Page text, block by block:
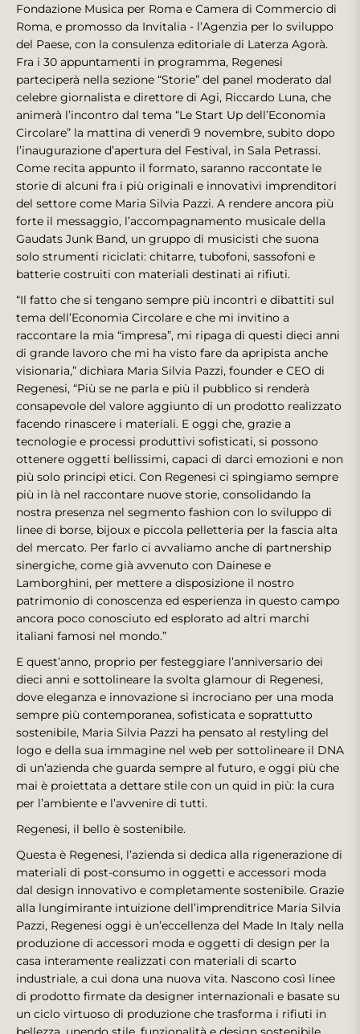
Fondazione Musica per Roma e Camera di Commercio di
Roma, e promosso da Invitalia - l’Agenzia per lo sviluppo
del Paese, con la consulenza editoriale di Laterza Agorà.
Fra i 30 appuntamenti in programma, Regenesi
parteciperà nella sezione “Storie” del panel moderato dal
celebre giornalista e direttore di Agi, Riccardo Luna, che
animerà l’incontro dal tema “Le Start Up dell’Economia
Circolare” la mattina di venerdì 9 novembre, subito dopo
l’inaugurazione d’apertura del Festival, in Sala Petrassi.
Come recita appunto il formato, saranno raccontate le
storie di alcuni fra i più originali e innovativi imprenditori
del settore come Maria Silvia Pazzi. A rendere ancora più
forte il messaggio, l’accompagnamento musicale della
Gaudats Junk Band, un gruppo di musicisti che suona
solo strumenti riciclati: chitarre, tubofoni, sassofoni e
batterie costruiti con materiali destinati ai rifiuti.
“Il fatto che si tengano sempre più incontri e dibattiti sul
tema dell’Economia Circolare e che mi invitino a
raccontare la mia “impresa”, mi ripaga di questi dieci anni
di grande lavoro che mi ha visto fare da apripista anche
visionaria,” dichiara Maria Silvia Pazzi, founder e CEO di
Regenesi, “Più se ne parla e più il pubblico si renderà
consapevole del valore aggiunto di un prodotto realizzato
facendo rinascere i materiali. E oggi che, grazie a
tecnologie e processi produttivi sofisticati, si possono
ottenere oggetti bellissimi, capaci di darci emozioni e non
più solo principi etici. Con Regenesi ci spingiamo sempre
più in là nel raccontare nuove storie, consolidando la
nostra presenza nel segmento fashion con lo sviluppo di
linee di borse, bijoux e piccola pelletteria per la fascia alta
del mercato. Per farlo ci avvaliamo anche di partnership
sinergiche, come già avvenuto con Dainese e
Lamborghini, per mettere a disposizione il nostro
patrimonio di conoscenza ed esperienza in questo campo
ancora poco conosciuto ed esplorato ad altri marchi
italiani famosi nel mondo.”
E quest’anno, proprio per festeggiare l’anniversario dei
dieci anni e sottolineare la svolta glamour di Regenesi,
dove eleganza e innovazione si incrociano per una moda
sempre più contemporanea, sofisticata e soprattutto
sostenibile, Maria Silvia Pazzi ha pensato al restyling del
logo e della sua immagine nel web per sottolineare il DNA
di un’azienda che guarda sempre al futuro, e oggi più che
mai è proiettata a dettare stile con un quid in più: la cura
per l’ambiente e l’avvenire di tutti.
Regenesi, il bello è sostenibile.
Questa è Regenesi, l’azienda si dedica alla rigenerazione di
materiali di post-consumo in oggetti e accessori moda
dal design innovativo e completamente sostenibile. Grazie
alla lungimirante intuizione dell’imprenditrice Maria Silvia
Pazzi, Regenesi oggi è un’eccellenza del Made In Italy nella
produzione di accessori moda e oggetti di design per la
casa interamente realizzati con materiali di scarto
industriale, a cui dona una nuova vita. Nascono così linee
di prodotto firmate da designer internazionali e basate su
un ciclo virtuoso di produzione che trasforma i rifiuti in